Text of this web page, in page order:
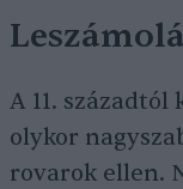
A 11. századtól
olykor
rovarok ellen.